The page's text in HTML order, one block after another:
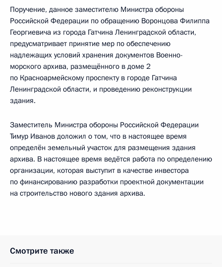
Поручение, данное заместителю Министра обороны
Российской Федерации по обращению Воронцова Филиппа
Георгиевича из города Гатчина Ленинградской области,
предусматривает принятие мер по обеспечению
надлежащих условий хранения документов Военно-
морского архива, размещённого в доме 2
по Красноармейскому проспекту в городе Гатчина
Ленинградской области, и проведению реконструкции
здания.
Заместитель Министра обороны Российской Федерации
Тимур Иванов доложил о том, что в настоящее время
определён земельный участок для размещения здания
архива. В настоящее время ведётся работа по определению
организации, которая выступит в качестве инвестора
по финансированию разработки проектной документации
на строительство нового здания архива.
Смотрите также